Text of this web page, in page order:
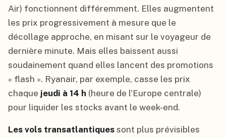
Air) fonctionnent différemment. Elles augmentent
les prix progressivement à mesure que le
décollage approche, en misant sur le voyageur de
dernière minute. Mais elles baissent aussi
soudainement quand elles lancent des promotions
« flash ». Ryanair, par exemple, casse les prix
chaque jeudi à 14 h (heure de l'Europe centrale)
pour liquider les stocks avant le week-end.
Les vols transatlantiques sont plus prévisibles